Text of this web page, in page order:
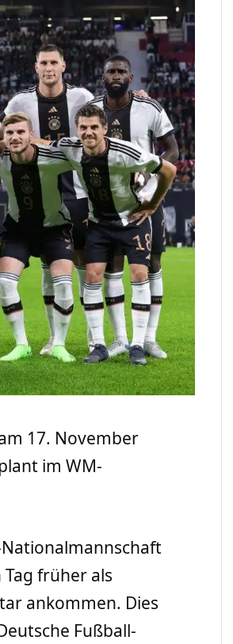
17. November
im WM-
Nationalmannschaft
früher als
ankommen. Dies
Fußball-